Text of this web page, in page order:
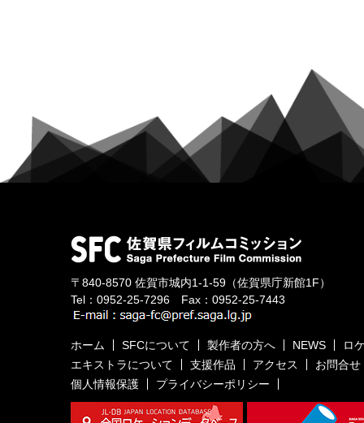
〒840-8570 佐賀市城内1-1-59 （佐賀県庁新館1F）
Tel： 0952-25-7296 Fax：0952-25-7443
ホーム SFCについて 製作者の方へ NEWS
ロ
エキストラについて
支援作品 アクセス
お問合せ
個人情報保護
プライバシーポリシー